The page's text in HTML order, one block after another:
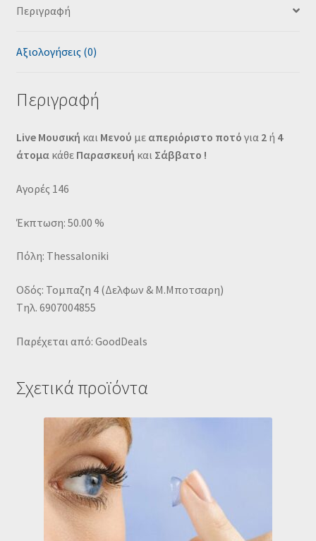
Περιγραφή
Αξιολογήσεις (0)
Περιγραφή
Live Μουσική και Μενού μεαπεριόριστο ποτό για 2ή 4
άτομα κάθε Παρασκευή και Σάββατο !
Αγορές 146
Έκπτωση: 50.00 %
Πόλη: Thessaloniki
Οδός: Τομπαζη 4 (Δελφων & Μ.Μποτσαρη)
Tηλ. 6907004855
Παρέχεται από: GoodDeals
Σχετικά προϊόντα